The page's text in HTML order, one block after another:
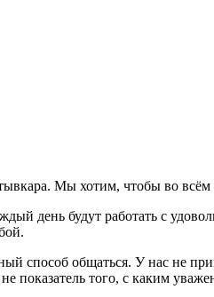
Мы хотим, чтобы во
день будут работать с
способ общаться. У нас не
показатель того, с каким